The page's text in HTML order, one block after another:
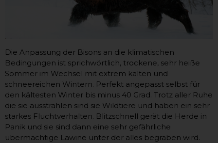
Die Anpassung der Bisons an die klimatischen
Bedingungen ist sprichwörtlich, trockene, sehr heiße
Sommer im Wechsel mit extrem kalten und
schneereichen Wintern. Perfekt angepasst selbst für
den kältesten Winter bis minus 40 Grad. Trotz aller Ruhe
die sie ausstrahlen sind sie Wildtiere und haben ein sehr
starkes Fluchtverhalten. Blitzschnell gerät die Herde in
Panik und sie sind dann eine sehr gefährliche
übermächtige Lawine unter der alles begraben wird.